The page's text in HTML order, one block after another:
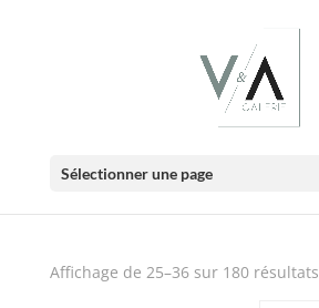
Sélectionner une page
E-Boutique
Affichage de 25–36 sur 180 résultats